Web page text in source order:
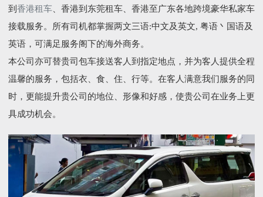
到 香港租车、香港到东莞租车、香港至广东各地跨境豪华私家车
接载服务。所有司机都掌握两文三语:中文及英文, 粤语丶国语及
英语，可满足服务阁下的海外商务。
本公司亦可替贵司包车接送客人到指定地点，并为客人提供全程
温馨的服务，包括衣、食、住、行等。在客人满意我们服务的同
时，更能提升贵公司的地位、形像和好感，使贵公司在业务上更
具成功机会。